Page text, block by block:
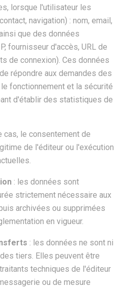
lorsque l'utilisateur les
navigation) : nom, email,
que des données
fournisseur d'accès, URL de
de connexion). Ces données
répondre aux demandes des
fonctionnement et la sécurité
d'établir des statistiques de
cas, le consentement de
de l'éditeur ou l'exécution
: les données sont
strictement nécessaire aux
archivées ou supprimées
en vigueur.
: les données ne sont ni
tiers. Elles peuvent être
techniques de l'éditeur
ou de mesure